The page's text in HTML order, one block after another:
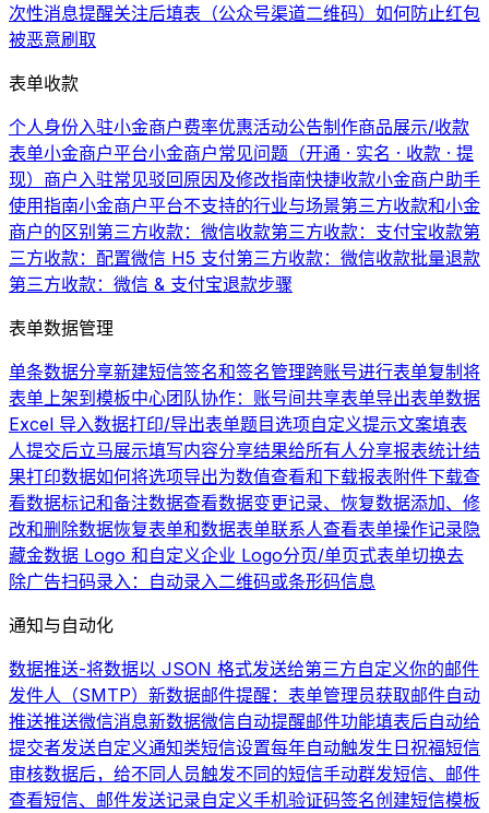
次性消息提醒关注后填表（公众号渠道二维码） 如何防止红包
被恶意刷取
表单收款
个人身份入驻小金商户费率优惠活动公告制作商品展示/收款
表单小金商户平台小金商户常见问题（开通 · 实名 · 收款 · 提
现） 商户入驻常见驳回原因及修改指南快捷收款小金商户助手
使用指南小金商户平台不支持的行业与场景第三方收款和小金
商户的区别第三方收款：微信收款第三方收款：支付宝收款第
三方收款：配置微信 H5 支付第三方收款：微信收款批量退款
第三方收款：微信 & 支付宝退款步骤
表单数据管理
单条数据分享新建短信签名和签名管理跨账号进行表单复制将
表单上架到模板中心团队协作：账号间共享表单导出表单数据
Excel 导入数据打印/导出表单题目选项自定义提示文案填表
人提交后立马展示填写内容分享结果给所有人分享报表统计结
果打印数据如何将选项导出为数值查看和下载报表附件下载查
看数据标记和备注数据查看数据变更记录、恢复数据添加、修
改和删除数据恢复表单和数据表单联系人查看表单操作记录隐
藏金数据 Logo 和自定义企业 Logo分页/单页式表单切换去
除广告扫码录入：自动录入二维码或条形码信息
通知与自动化
数据推送-将数据以 JSON 格式发送给第三方自定义你的邮件
发件人（SMTP） 新数据邮件提醒：表单管理员获取邮件自动
推送推送微信消息新数据微信自动提醒邮件功能填表后自动给
提交者发送自定义通知类短信设置每年自动触发生日祝福短信
审核数据后，给不同人员触发不同的短信手动群发短信、邮件
查看短信、邮件发送记录自定义手机验证码签名创建短信模板